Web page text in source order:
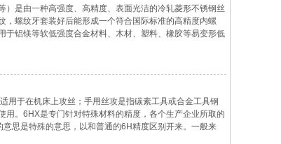
是由一种高强度、高精度、表面光洁的冷轧菱形不锈钢丝
螺纹牙套装好后能形成一个符合国际标准的高精度内螺
铝镁等软低强度合金材料、木材、塑料、橡胶等易变形低
用于在机床上攻丝；手用丝攻是指碳素工具或合金工具钢
。6HX是专门针对特殊材料的精度，各个生产企业所取的
思是特殊的意思，以和普通的6H精度区别开来。一般来